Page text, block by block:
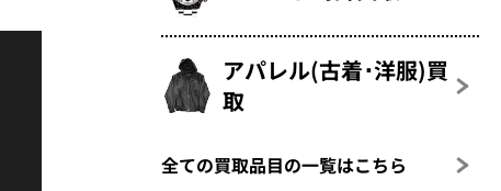
アパレル(古着･洋服)買
取
全ての買取品目の一覧はこちら